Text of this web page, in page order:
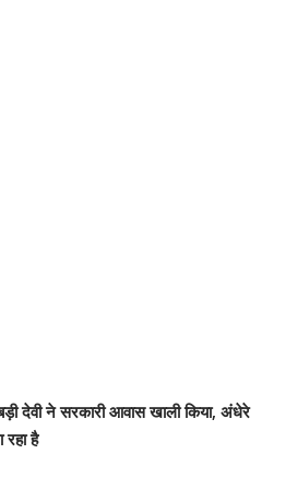
देवी ने सरकारी आवास खाली किया, अंधेरे
है